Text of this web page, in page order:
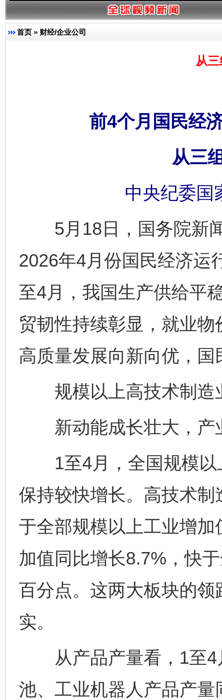
首页 » 财经/企业公司
从
前4个月国民经
从三
中央纪委国
5月18日，国务院新闻
2026年4月份国民经济运
至4月，我国生产供给平
贸韧性持续彰显，就业
高质量发展向新向优，
规模以上高技术制造
新动能成长壮大，产
1至4月，全国规模以
保持较快增长。高技术
于全部规模以上工业增
加值同比增长8.7%，快
百分点。这两大板块的
实。
从产品产量看，1至4
池、工业机器人产品产